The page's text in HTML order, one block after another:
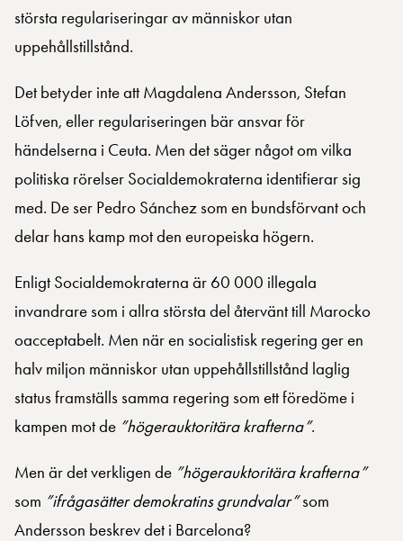
största regulariseringar av människor utan
uppehållstillstånd.
Det betyder inte att Magdalena Andersson, Stefan
Löfven, eller regulariseringen bär ansvar för
händelserna i Ceuta. Men det säger något om vilka
politiska rörelser Socialdemokraterna identifierar sig
med. De ser Pedro Sánchez som en bundsförvant och
delar hans kamp mot den europeiska högern.
Enligt Socialdemokraterna är 60 000 illegala
invandrare som i allra största del återvänt till Marocko
oacceptabelt. Men när en socialistisk regering ger en
halv miljon människor utan uppehållstillstånd laglig
status framställs samma regering som ett föredöme i
kampen mot de ”högerauktoritära krafterna”.
Men är det verkligen de ”högerauktoritära krafterna”
som ”ifrågasätter demokratins grundvalar”som
Andersson beskrev det i Barcelona?